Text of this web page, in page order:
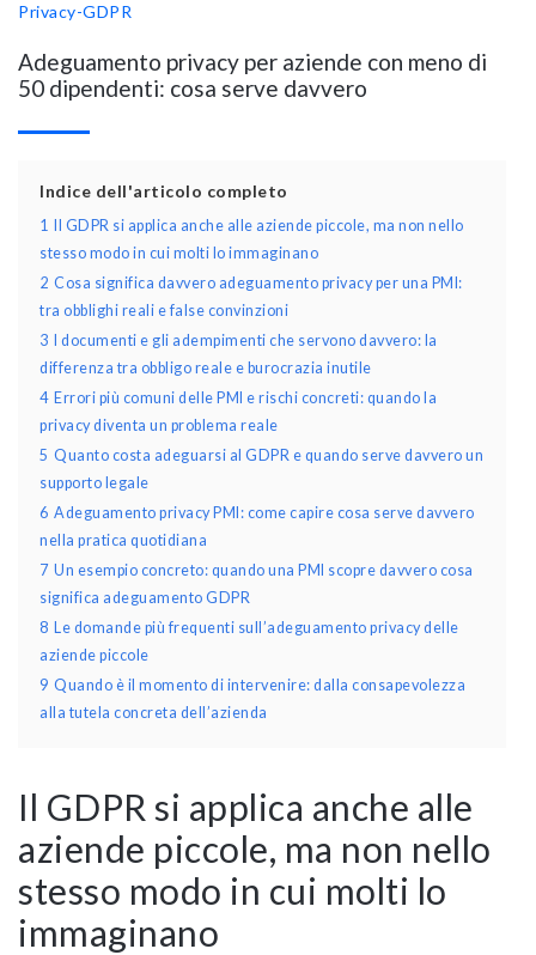
Privacy-GDPR
Adeguamento privacy per aziende con meno di
50 dipendenti: cosa serve davvero
Indice dell'articolo completo
1
Il GDPR si applica anche alle aziende piccole, ma non nello
stesso modo in cui molti lo immaginano
2 Cosa significa davvero adeguamento privacy per una PMI:
tra obblighi reali e false convinzioni
3
I documenti e gli adempimenti che servono davvero: la
differenza tra obbligo reale e burocrazia inutile
4 Errori più comuni delle PMI e rischi concreti: quando la
privacy diventa un problema reale
5 Quanto costa adeguarsi al GDPR e quando serve davvero un
supporto legale
6 Adeguamento privacy PMI: come capire cosa serve davvero
nella pratica quotidiana
7 Un esempio concreto: quando una PMI scopre davvero cosa
significa adeguamento GDPR
8
Le domande più frequenti sull’adeguamento privacy delle
aziende piccole
9 Quando è il momento di intervenire: dalla consapevolezza
alla tutela concreta dell’azienda
Il GDPR si applica anche alle
aziende piccole, ma non nello
stesso modo in cui molti lo
immaginano